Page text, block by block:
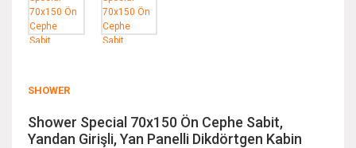
SHOWER
Shower Special 70x150 Ön Cephe Sabit,
Yandan Girişli, Yan Panelli Dikdörtgen Kabin